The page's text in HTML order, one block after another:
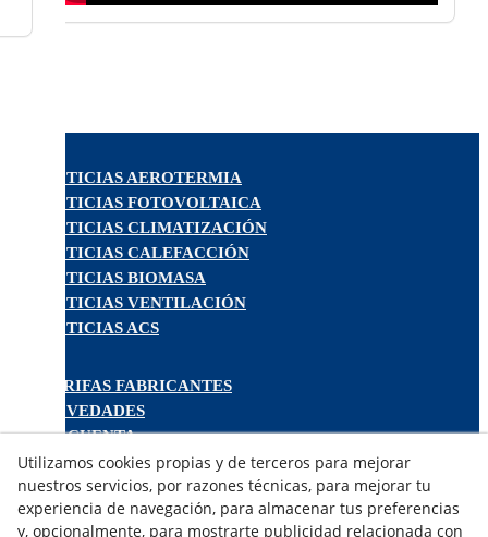
NOTICIAS AEROTERMIA
NOTICIAS FOTOVOLTAICA
NOTICIAS CLIMATIZACIÓN
NOTICIAS CALEFACCIÓN
NOTICIAS BIOMASA
NOTICIAS VENTILACIÓN
NOTICIAS ACS
TARIFAS FABRICANTES
NOVEDADES
MI CUENTA
CONTÁCTANOS
DEVOLUCIONES
Utilizamos cookies propias y de terceros para mejorar
nuestros servicios, por razones técnicas, para mejorar tu
experiencia de navegación, para almacenar tus preferencias
y, opcionalmente, para mostrarte publicidad relacionada con